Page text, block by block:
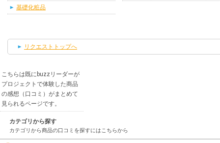
基礎化粧品
リクエストトップへ
こちらは既にbuzzリーダーが
プロジェクトで体験した商品
の感想（口コミ）がまとめて
見られるページです。
カテゴリから探す
カテゴリから商品の口コミを探すにはこちらから